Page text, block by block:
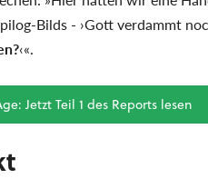
Bilds - ›Gott verdammt
‹«.
Jetzt Teil 1 des Reports lesen